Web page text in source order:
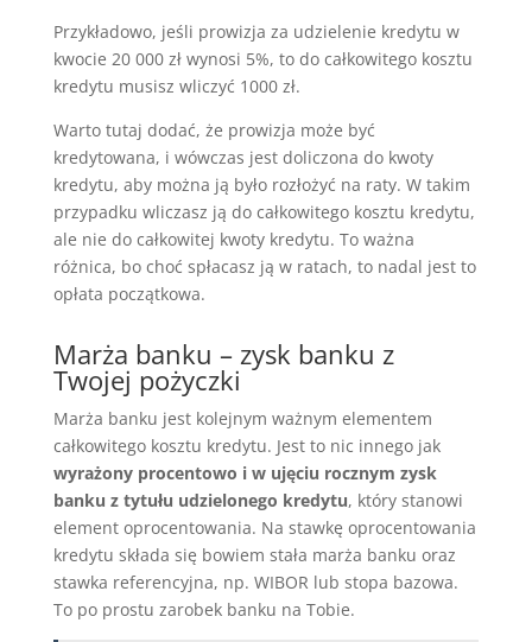
Przykładowo, jeśli prowizja za udzielenie kredytu w
kwocie 20 000 zł wynosi 5%, to do całkowitego kosztu
kredytu musisz wliczyć 1000 zł.
Warto tutaj dodać, że prowizja może być
kredytowana, i wówczas jest doliczona do kwoty
kredytu, aby można ją było rozłożyć na raty. W takim
przypadku wliczasz ją do całkowitego kosztu kredytu,
ale nie do całkowitej kwoty kredytu. To ważna
różnica, bo choć spłacasz ją w ratach, to nadal jest to
opłata początkowa.
Marża banku – zysk banku z
Twojej pożyczki
Marża banku jest kolejnym ważnym elementem
całkowitego kosztu kredytu. Jest to nic innego jak
wyrażony procentowo i w ujęciu rocznym zysk
banku z tytułu udzielonego kredytu, który stanowi
element oprocentowania. Na stawkę oprocentowania
kredytu składa się bowiem stała marża banku oraz
stawka referencyjna, np. WIBOR lub stopa bazowa.
To po prostu zarobek banku na Tobie.